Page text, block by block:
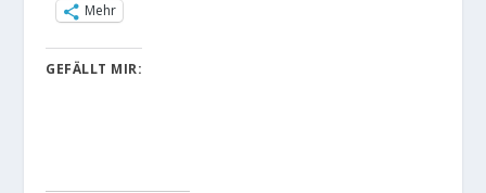
Mehr
GEFÄLLT MIR: